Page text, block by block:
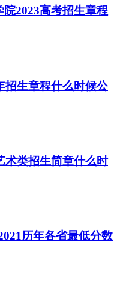
院2023高考招生章程
招生章程什么时候公
术类招生简章什么时
历年各省最低分数